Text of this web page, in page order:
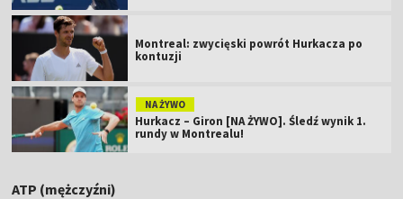
Montreal: zwycięski powrót Hurkacza po
kontuzji
NA ŻYWO
Hurkacz – Giron [NA ŻYWO]. Śledź wynik 1.
rundy w Montrealu!
ATP (mężczyźni)